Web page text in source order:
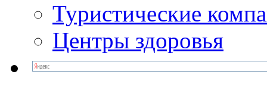
Туристические
Центры здоровья